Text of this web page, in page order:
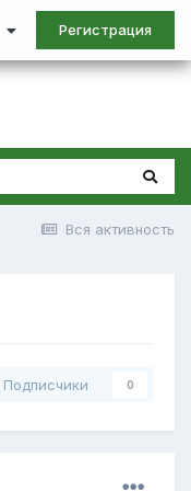
Регистрация
Вся активность
Подписчики 0